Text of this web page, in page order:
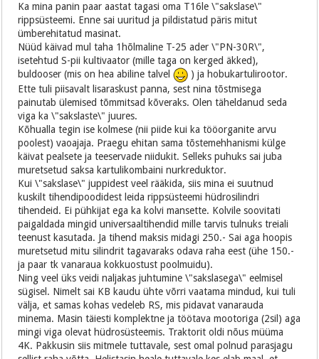
Ka mina panin paar aastat tagasi oma T16le \"sakslase\"
rippsüsteemi. Enne sai uuritud ja pildistatud päris mitut
ümberehitatud masinat.
Nüüd käivad mul taha 1hõlmaline T-25 ader \"PN-30R\",
isetehtud S-pii kultivaator (mille taga on kerged äkked),
buldooser (mis on hea abiline talvel
) ja hobukartulirootor.
Ette tuli piisavalt lisaraskust panna, sest nina tõstmisega
painutab ülemised tõmmitsad kõveraks. Olen täheldanud seda
viga ka \"sakslaste\" juures.
Kõhualla tegin ise kolmese (nii piide kui ka tööorganite arvu
poolest) vaoajaja. Praegu ehitan sama tõstemehhanismi külge
käivat pealsete ja teeservade niidukit. Selleks puhuks sai juba
muretsetud saksa kartulikombaini nurkreduktor.
Kui \"sakslase\" juppidest veel rääkida, siis mina ei suutnud
kuskilt tihendipoodidest leida rippsüsteemi hüdrosilindri
tihendeid. Ei pühkijat ega ka kolvi mansette. Kolvile soovitati
paigaldada mingid universaaltihendid mille tarvis tulnuks treiali
teenust kasutada. Ja tihend maksis midagi 250.- Sai aga hoopis
muretsetud mitu silindrit tagavaraks odava raha eest (ühe 150.-
ja paar tk vanaraua kokkuostust poolmuidu).
Ning veel üks veidi naljakas juhtumine \"sakslasega\" eelmisel
sügisel. Nimelt sai KB kaudu ühte võrri vaatama mindud, kui tuli
välja, et samas kohas vedeleb RS, mis pidavat vanarauda
minema. Masin täiesti komplektne ja töötava mootoriga (2sil) aga
mingi viga olevat hüdrosüsteemis. Traktorit oldi nõus müüma
4K. Pakkusin siis mitmele tuttavale, sest omal polnud parasjagu